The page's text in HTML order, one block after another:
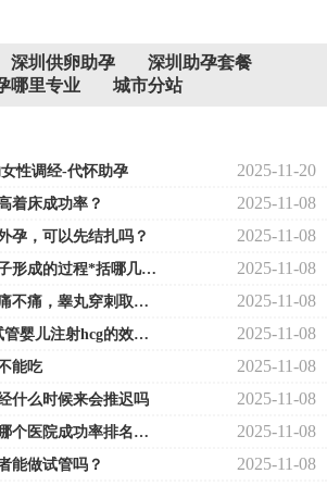
深圳供卵助孕
深圳助孕套餐
哪里专业 城市分站
性调经-代怀助孕 2025-11-20
着床成功率？ 2025-11-08
孕，可以先结扎吗？ 2025-11-08
卵泡的形成过程（卵子形成的过程*括哪几个阶段） 2025-11-08
睾丸穿刺手术全过程痛不痛，睾丸穿刺取精会有疼痛感！全麻或局麻感觉都不同 2025-11-08
移植前注射hcg三代试管婴儿注射hcg的效果移植前三代试管婴儿？费用是怎么收的！ 2025-11-08
能吃 2025-11-08
什么时候来会推迟吗 2025-11-08
鄂尔多斯做试管婴儿哪个医院成功率排名最高？ 2025-11-08
能做试管吗？ 2025-11-08